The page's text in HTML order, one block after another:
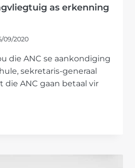
as erkenning
09/2020
die ANC se aankondiging
sekretaris-generaal
die ANC gaan betaal vir